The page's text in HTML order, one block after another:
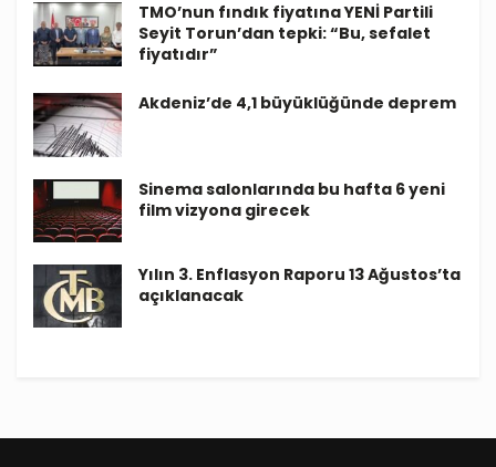
TMO’nun fındık fiyatına YENİ Partili
Seyit Torun’dan tepki: “Bu, sefalet
fiyatıdır”
Akdeniz’de 4,1 büyüklüğünde deprem
Sinema salonlarında bu hafta 6 yeni
film vizyona girecek
Yılın 3. Enflasyon Raporu 13 Ağustos’ta
açıklanacak